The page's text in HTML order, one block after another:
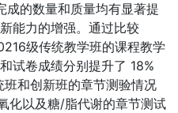
的数量和质量均有显著提
能力的增强。通过比较
级传统教学班的课程教学
试卷成绩分别提升了 18%
和创新班的章节测验情况
化以及糖/脂代谢的章节测试